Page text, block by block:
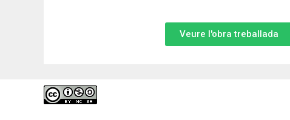
Veure l'obra treballada